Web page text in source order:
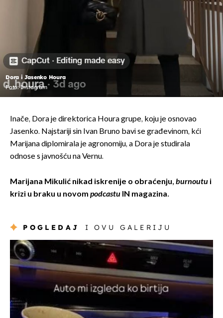
Dora i Jasenko Houra
Foto: Instagram
Inače, Dora je direktorica Houra grupe, koju je osnovao
Jasenko. Najstariji sin Ivan Bruno bavi se građevinom, kći
Marijana diplomirala je agronomiju, a Dora je studirala
odnose s javnošću na Vernu.
Marijana Mikulić nikad iskrenije o obraćenju, burnoutu i
krizi u braku u novom podcastu IN magazina.
POGLEDAJ I OVU GALERIJU